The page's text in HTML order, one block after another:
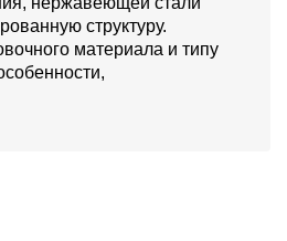
структуру.
материала и типу